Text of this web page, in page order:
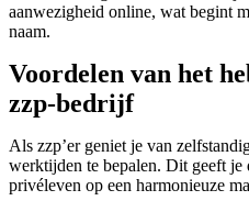
aanwezigheid online, wat begint
naam.
Voordelen van het
zzp-bedrijf
Als zzp’er geniet je van
werktijden te bepalen. Dit geeft
privéleven op een harmonieuze